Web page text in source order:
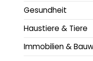
Gesundheit
Haustiere & Tiere
Immobilien &